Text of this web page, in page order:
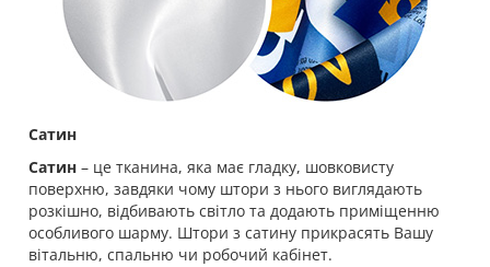
Сатин
Сатин – це тканина, яка має гладку, шовковисту
поверхню, завдяки чому штори з нього виглядають
розкішно, відбивають світло та додають приміщенню
особливого шарму. Штори з сатину прикрасять Вашу
вітальню, спальню чи робочий кабінет.